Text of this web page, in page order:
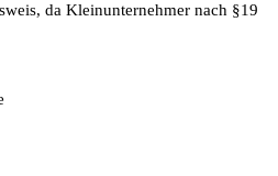
da Kleinunternehmer nach §19